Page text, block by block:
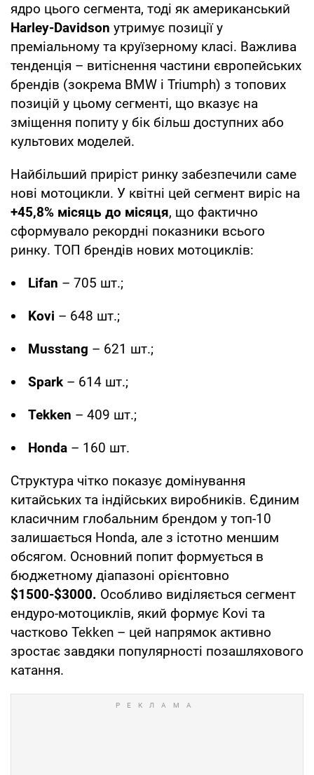
ядро цього сегмента, тоді як американський
Harley-Davidson утримує позиції у
преміальному та круїзерному класі. Важлива
тенденція – витіснення частини європейських
брендів (зокрема BMW і Triumph) з топових
позицій у цьому сегменті, що вказує на
зміщення попиту у бік більш доступних або
культових моделей.
Найбільший приріст ринку забезпечили саме
нові мотоцикли. У квітні цей сегмент виріс на
+45,8% місяць до місяця, що фактично
сформувало рекордні показники всього
ринку. ТОП брендів нових мотоциклів:
Lifan – 705 шт.;
Kovi – 648 шт.;
Musstang – 621 шт.;
Spark – 614 шт.;
Tekken – 409 шт.;
Honda – 160 шт.
Структура чітко показує домінування
китайських та індійських виробників. Єдиним
класичним глобальним брендом у топ-10
залишається Honda, але з істотно меншим
обсягом. Основний попит формується в
бюджетному діапазоні орієнтовно
$1500-$3000. Особливо виділяється сегмент
ендуро-мотоциклів, який формує Kovi та
частково Tekken – цей напрямок активно
зростає завдяки популярності позашляхового
катання.